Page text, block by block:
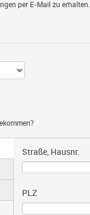
per E-Mail zu erhalten.
Straße, Hausnr.
PLZ